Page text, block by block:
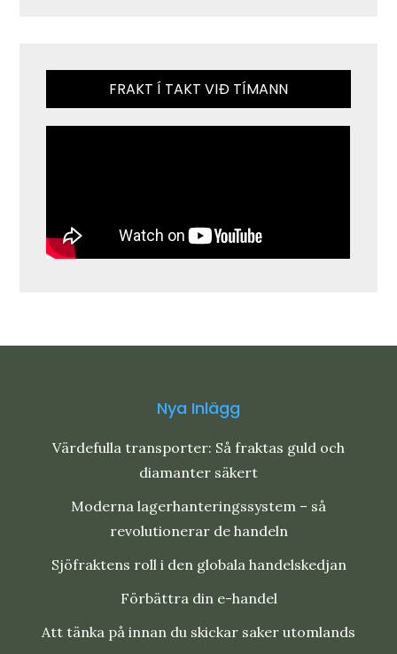
FRAKT Í TAKT VIÐ TÍMANN
Nya Inlägg
Värdefulla transporter: Så fraktas guld och
diamanter säkert
Moderna lagerhanteringssystem – så
revolutionerar de handeln
Sjöfraktens roll i den globala handelskedjan
Förbättra din e-handel
Att tänka på innan du skickar saker utomlands